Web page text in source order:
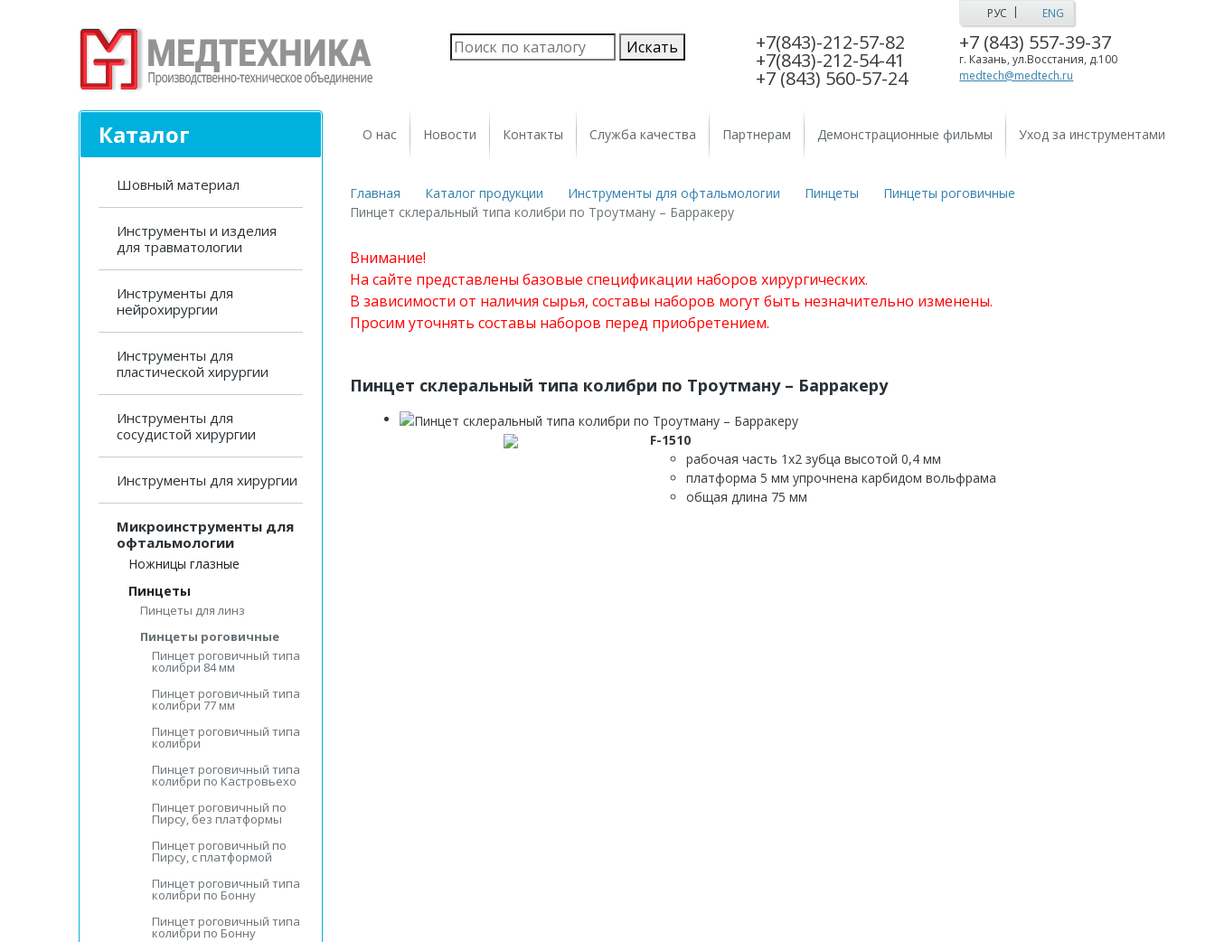
+7(843)-212-57-82
+7(843)-212-54-41
+7 (843) 560-57-24
РУС | ENG
+7 (843) 557-39-37
г. Казань, ул.Восстания, д.100
medtech@medtech.ru
Каталог
Шовный материал
Инструменты и изделия
для травматологии
Инструменты для
нейрохирургии
Инструменты для
пластической хирургии
Инструменты для
сосудистой хирургии
Инструменты для хирургии
Микроинструменты для
офтальмологии
Ножницы глазные
Пинцеты
Пинцеты для линз
Пинцеты роговичные
Пинцет роговичный типа
колибри 84 мм
Пинцет роговичный типа
колибри 77 мм
Пинцет роговичный типа
колибри
Пинцет роговичный типа
колибри по Кастровьехо
Пинцет роговичный по
Пирсу, без платформы
Пинцет роговичный по
Пирсу, с платформой
Пинцет роговичный типа
колибри по Бонну
Пинцет роговичный типа
колибри по Бонну
О нас Новости Контакты Служба качества Партнерам Демонстрационные фильмы Уход за инструментами
Главная Каталог продукции Инструменты для офтальмологии Пинцеты
Пинцеты роговичные
Пинцет склеральный типа колибри по Троутману – Барракеру
Внимание!
На сайте представлены базовые спецификации наборов хирургических.
В зависимости от наличия сырья, составы наборов могут быть незначительно изменены.
Просим уточнять составы наборов перед приобретением.
Пинцет склеральный типа колибри по Троутману – Барракеру
F-1510
рабочая часть 1х2 зубца высотой 0,4 мм
платформа 5 мм упрочнена карбидом вольфрама
общая длина 75 мм